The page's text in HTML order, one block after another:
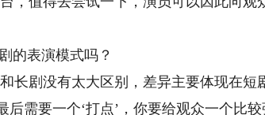
表演模式吗？
剧没有太大区别，差异主要体现在短
后需要一个‘打点’，你要给观众一个比